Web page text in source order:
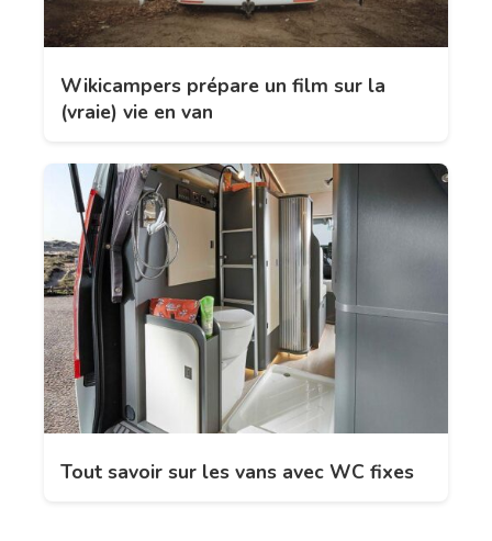
Wikicampers prépare un film sur la
(vraie) vie en van
Tout savoir sur les vans avec WC fixes